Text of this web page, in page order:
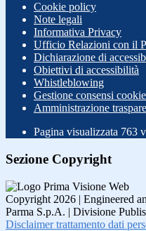
Cookie policy
Note legali
Informativa Privacy
Ufficio Relazioni con il
Dichiarazione di
Obiettivi di accessibilità
Whistleblowing
Gestione consensi cookie
Amministrazione
Pagina visualizzata 763
Sezione Copyright
Copyright 2026 | Engineered
Parma S.p.A. | Divisione
Disclaimer trattamento dati